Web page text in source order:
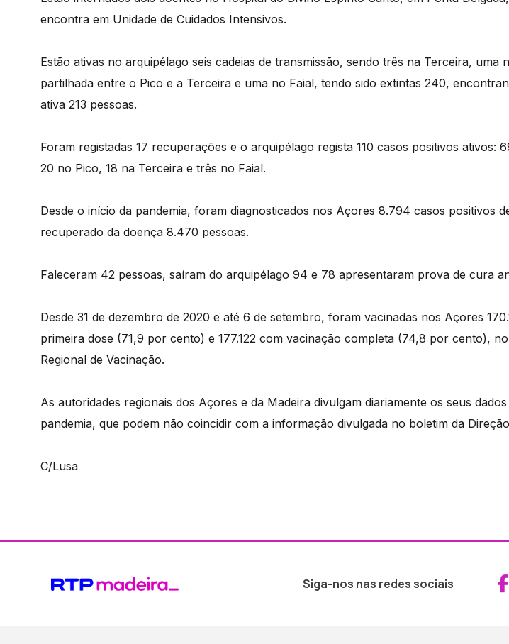
encontra em Unidade de Cuidados Intensivos.
Estão ativas no arquipélago seis cadeias de transmissão, sendo três na Terceira, uma
partilhada entre o Pico e a Terceira e uma no Faial, tendo sido extintas 240,
ativa 213 pessoas.
Foram registadas 17 recuperações e o arquipélago regista 110 casos positivos ativos:
20 no Pico, 18 na Terceira e três no Faial.
Desde o início da pandemia, foram diagnosticados nos Açores 8.794 casos positivos
recuperado da doença 8.470 pessoas.
Faleceram 42 pessoas, saíram do arquipélago 94 e 78 apresentaram prova de cura
Desde 31 de dezembro de 2020 e até 6 de setembro, foram vacinadas nos Açores
primeira dose (71,9 por cento) e 177.122 com vacinação completa (74,8 por cento),
Regional de Vacinação.
As autoridades regionais dos Açores e da Madeira divulgam diariamente os seus
pandemia, que podem não coincidir com a informação divulgada no boletim da
C/Lusa
Siga-nos nas redes sociais